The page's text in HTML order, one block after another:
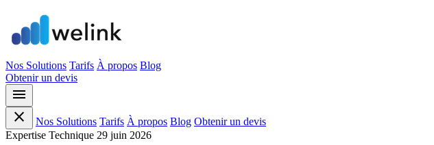
Nos Solutions Tarifs À propos Blog
Obtenir un devis
menu
close
Nos Solutions Tarifs À propos Blog Obtenir un devis
Expertise Technique 29 juin 2026